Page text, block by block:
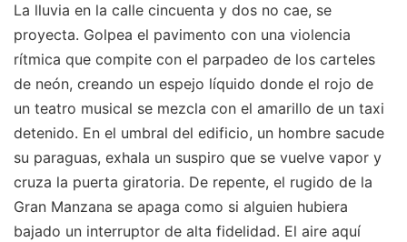
La lluvia en la calle cincuenta y dos no cae, se
proyecta. Golpea el pavimento con una violencia
rítmica que compite con el parpadeo de los carteles
de neón, creando un espejo líquido donde el rojo de
un teatro musical se mezcla con el amarillo de un taxi
detenido. En el umbral del edificio, un hombre sacude
su paraguas, exhala un suspiro que se vuelve vapor y
cruza la puerta giratoria. De repente, el rugido de la
Gran Manzana se apaga como si alguien hubiera
bajado un interruptor de alta fidelidad. El aire aquí